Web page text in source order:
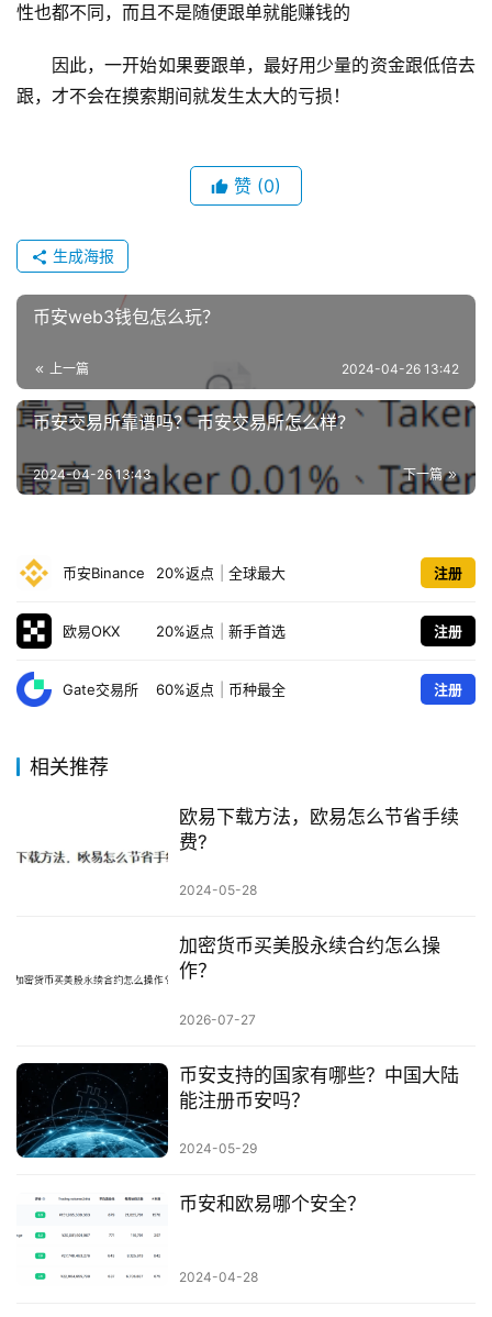
性也都不同，而且不是随便跟单就能赚钱的
因此，一开始如果要跟单，最好用少量的资金跟低倍去
跟，才不会在摸索期间就发生太大的亏损！
赞 (0)
生成海报
币安web3钱包怎么玩？
上一篇 2024-04-26 13:42
币安交易所靠谱吗？ 币安交易所怎么样？
下一篇
2024-04-26 13:43
币安Binance 20%返点 全球最大 注册
欧易OKX 20%返点 新手首选 注册
Gate交易所 60%返点 币种最全 注册
相关推荐
欧易下载方法，欧易怎么节省手续
费?
2024-05-28
加密货币买美股永续合约怎么操
作？
2026-07-27
币安支持的国家有哪些？中国大陆
能注册币安吗？
2024-05-29
币安和欧易哪个安全？
2024-04-28